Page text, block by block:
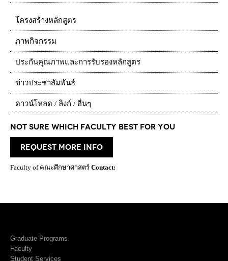
โครงสร้างหลักสูตร
ภาพกิจกรรม
ประกันคุณภาพและการรับรองหลักสูตร
ข่าวประชาสัมพันธ์
ดาวน์โหลด / ลิงก์ / อื่นๆ
Not Sure which Faculty best for you
request more info
Faculty of คณะศึกษาศาสตร์ Contact:
Graduate Programs
Faculty
Student Services